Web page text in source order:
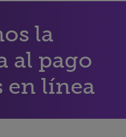
la
al pago
en línea